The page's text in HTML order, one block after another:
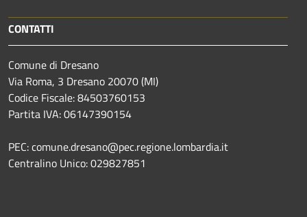
CONTATTI
Comune di Dresano
Via Roma, 3 Dresano 20070 (MI)
Codice Fiscale: 84503760153
Partita IVA: 06147390154
PEC: comune.dresano@pec.regione.lombardia.it
Centralino Unico: 029827851